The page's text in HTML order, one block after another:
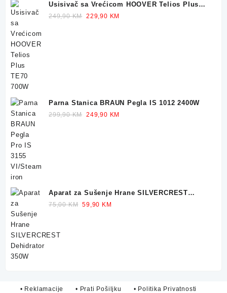
Usisivač sa Vrećicom HOOVER Telios Plus
TE70 700W
249,90KM Original
229,90 KM
Parna Stanica BRAUN Pegla IS 1012 2400W
299,90KM Original
249,90 KM
Aparat za Sušenje Hrane SILVERCREST
Dehidrator 350W
75,00KM Original
59,90 KM
• Reklamacije • Prati Pošiljku • Politika Privatnosti